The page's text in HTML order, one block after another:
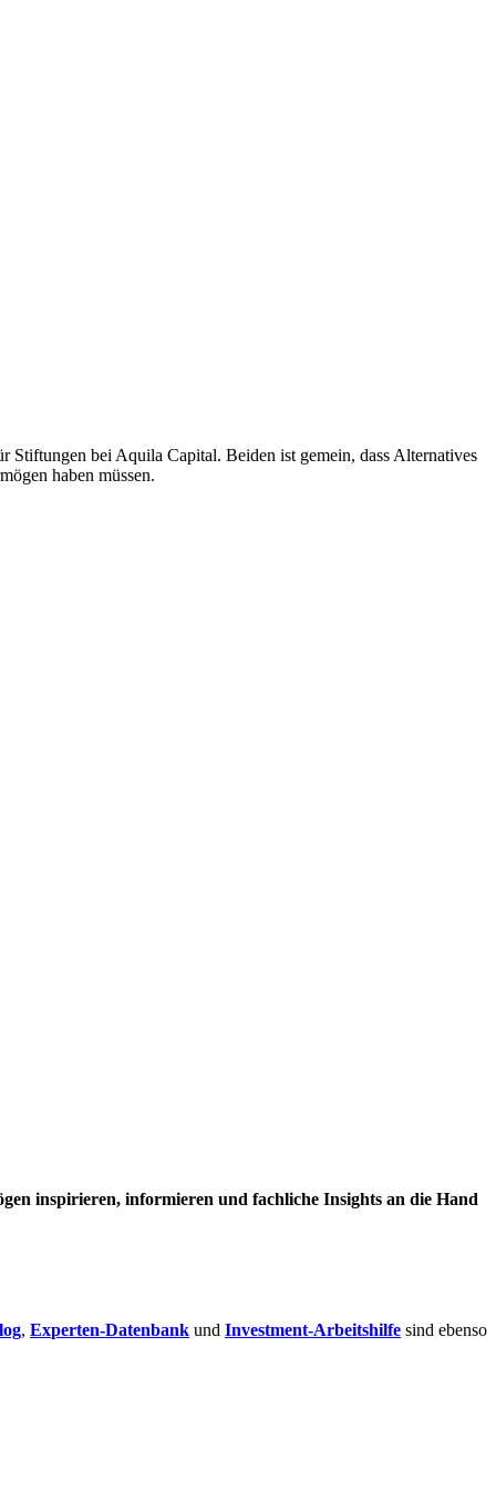
bei Aquila Capital. Beiden ist gemein, dass Alternatives
haben müssen.
inspirieren, informieren und fachliche Insights an die Hand
,Experten-Datenbank undInvestment-Arbeitshilfe sind ebenso